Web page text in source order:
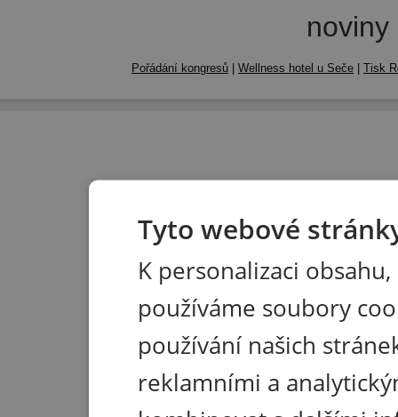
Pořádání kongresů | Wellness hotel u Seče | Tisk
Tyto webové
K personalizaci
používáme soubory
používání našich
reklamními a